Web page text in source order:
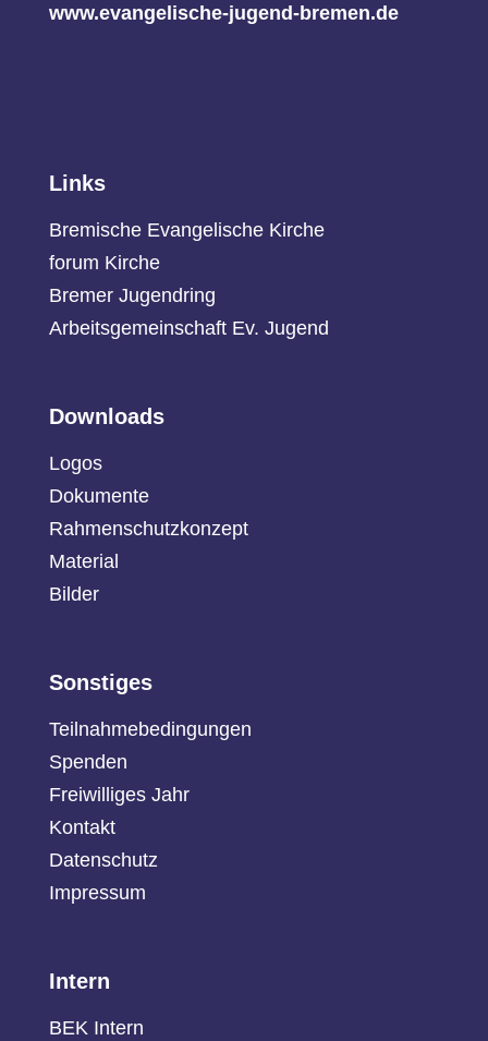
www.evangelische-jugend-bremen.de
Links
Bremische Evangelische Kirche
forum Kirche
Bremer Jugendring
Arbeitsgemeinschaft Ev. Jugend
Downloads
Logos
Dokumente
Rahmenschutzkonzept
Material
Bilder
Sonstiges
Teilnahmebedingungen
Spenden
Freiwilliges Jahr
Kontakt
Datenschutz
Impressum
Intern
BEK Intern